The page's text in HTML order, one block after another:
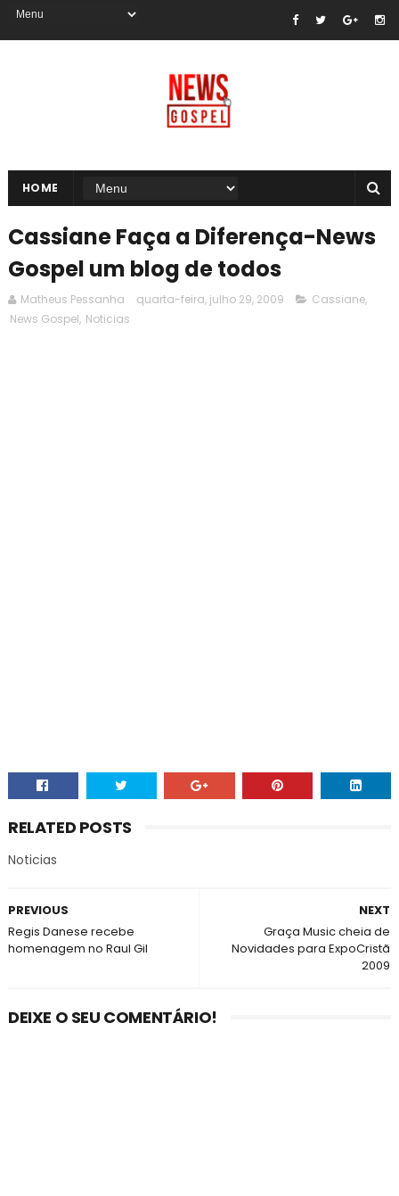
HOME
Cassiane Faça a Diferença-News
Gospel um blog de todos
Matheus Pessanha quarta-feira, julho 29, 2009 Cassiane,
News Gospel, Noticias
RELATED POSTS
Noticias
NEXT
Graça Music cheia de
Novidades para ExpoCristã
2009
PREVIOUS
Regis Danese recebe
homenagem no Raul Gil
DEIXE O SEU COMENTÁRIO!